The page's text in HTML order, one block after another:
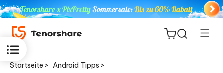
Startseite > Android Tipps >